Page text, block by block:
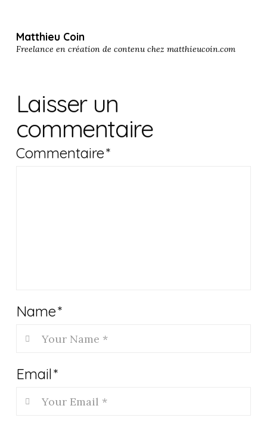
Matthieu Coin
Freelance en création de contenu chez matthieucoin.com
Laisser un
commentaire
Commentaire*
Name*
Email*